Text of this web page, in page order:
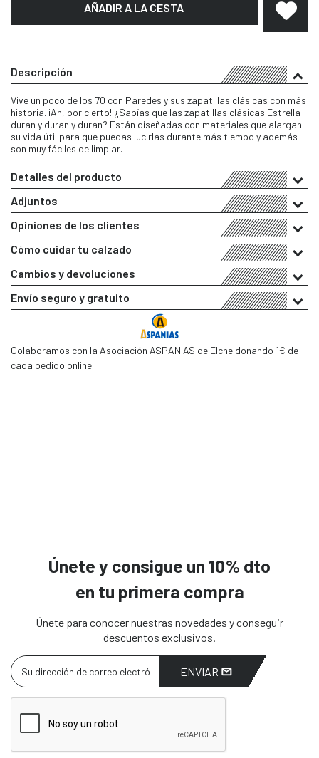
AÑADIR A LA CESTA
Descripción
Vive un poco de los 70 con Paredes y sus zapatillas clásicas con más
historia. ¡Ah, por cierto! ¿Sabías que las zapatillas clásicas Estrella
duran y duran y duran? Están diseñadas con materiales que alargan
su vida útil para que puedas lucirlas durante más tiempo y además
son muy fáciles de limpiar.
Detalles del producto
Adjuntos
Opiniones de los clientes
Cómo cuidar tu calzado
Cambios y devoluciones
Envío seguro y gratuito
Colaboramos con la Asociación ASPANIAS de Elche donando 1€ de
cada pedido online.
Únete y consigue un 10% dto
en tu primera compra
Únete para conocer nuestras novedades y conseguir
descuentos exclusivos.
ENVIAR